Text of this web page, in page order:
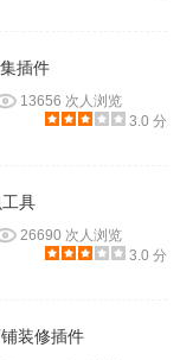
插件
13656 次人浏览
3.0 分
具
26690 次人浏览
3.0 分
装修插件